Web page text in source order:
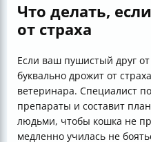
Что делать,
от страха
Если ваш пушистый друг
буквально дрожит от
ветеринара. Специалист
препараты и составит
людьми, чтобы кошка не
медленно училась не